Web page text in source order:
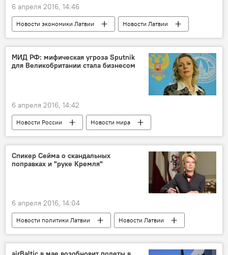
6 апреля 2016, 14:46
Новости экономики Латвии
Новости Латвии
Судьба Liepājas metalurgs
МИД РФ: мифическая угроза Sputnik
для Великобритании стала бизнесом
6 апреля 2016, 14:42
Новости России Новости мира
Спикер Сейма о скандальных
поправках и "руке Кремля"
6 апреля 2016, 14:04
Новости политики Латвии
Новости Латвии
По закону гибридной войны